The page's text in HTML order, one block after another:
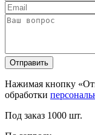
Отправить
Нажимая кнопку
обработки
Под заказ 1000 шт.